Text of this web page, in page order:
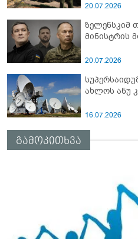
სამიტი
20.07.2026
ზელენსკიმ
მინისტრის
20.07.2026
16.07.2026
გამოკითხვა